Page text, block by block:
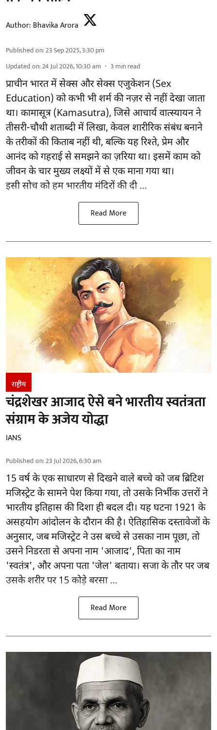
Author: Bhavika Arora
Published on:23 Sep 2025, 3:30 pm
Updated on:24 Jul 2026, 10:30 am 3 min read
प्राचीन भारत में सेक्स और सेक्स एजुकेशन (Sex
Education) को कभी भी शर्म की नज़र से नहीं देखा जाता
था। कामासूत्र (Kamasutra), जिसे आचार्य वात्स्यायन ने
तीसरी-चौथी शताब्दी में लिखा, केवल शारीरिक संबंध बनाने
के तरीकों की किताब नहीं थी, बल्कि यह रिश्ते, प्रेम और
आनंद को गहराई से समझने का ज़रिया था। इसमें काम को
जीवन के चार मुख्य लक्ष्यों में से एक माना गया था।
इसी सोच को हम भारतीय मंदिरों की दी ...
Read More
राष्ट्रीय
चंद्रशेखर आजाद ऐसे बने भारतीय स्वतंत्रता
संग्राम के अजेय योद्धा
IANS
Published on:23 Jul 2026, 6:30 am
15 वर्ष के एक साधारण से दिखने वाले बच्चे को जब ब्रिटिश
मजिस्ट्रेट के सामने पेश किया गया, तो उसके निर्भीक उत्तरों ने
भारतीय इतिहास की दिशा ही बदल दी। यह घटना 1921 के
असहयोग आंदोलन के दौरान की है। ऐतिहासिक दस्तावेजों के
अनुसार, जब मजिस्ट्रेट ने उस बच्चे से उसका नाम पूछा, तो
उसने निडरता से अपना नाम 'आजाद', पिता का नाम
'स्वतंत्र', और अपना पता 'जेल' बताया। सजा के तौर पर जब
उसके शरीर पर 15 कोड़े बरसा ...
Read More